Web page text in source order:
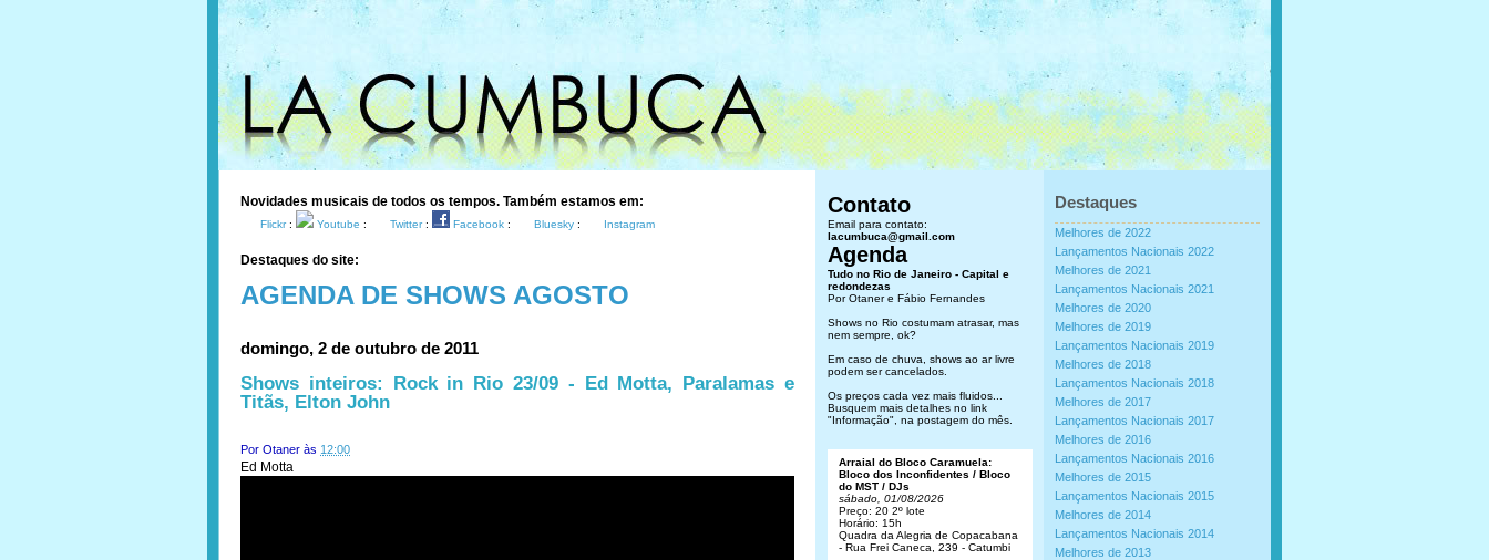
Novidades musicais de todos os tempos. Também estamos em:
Flickr: Youtube : Twitter: Facebook : Bluesky : Instagram
Destaques do site:
AGENDA DE SHOWS AGOSTO
domingo, 2 de outubro de 2011
Shows inteiros: Rock in Rio 23/09 - Ed Motta, Paralamas e
Titãs, Elton John
Por Otaner às 12:00
Ed Motta
Destaques
Melhores de 2022
Lançamentos Nacionais 2022
Melhores de 2021
Lançamentos Nacionais 2021
Melhores de 2020
Melhores de 2019
Lançamentos Nacionais 2019
Melhores de 2018
Lançamentos Nacionais 2018
Melhores de 2017
Lançamentos Nacionais 2017
Melhores de 2016
Lançamentos Nacionais 2016
Melhores de 2015
Lançamentos Nacionais 2015
Melhores de 2014
Lançamentos Nacionais 2014
Melhores de 2013
Contato
Email para contato:
lacumbuca@gmail.com
Agenda
Tudo no Rio de Janeiro - Capital e
redondezas
Por Otaner e Fábio Fernandes
Shows no Rio costumam atrasar, mas
nem sempre, ok?
Em caso de chuva, shows ao ar livre
podem ser cancelados.
Os preços cada vez mais fluidos...
Busquem mais detalhes no link
"Informação", na postagem do mês.
Arraial do Bloco Caramuela:
Bloco dos Inconfidentes / Bloco
do MST / DJs
sábado, 01/08/2026
Preço: 20 2º lote
Horário: 15h
Quadra da Alegria de Copacabana
- Rua Frei Caneca, 239 - Catumbi